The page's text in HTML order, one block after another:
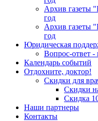
Архив газеты
год
Архив газеты
год
Юридическая
Вопрос-ответ -
Календарь событий
Отдохните, доктор!
Скидки для
Скидки
Скидка
Наши партнеры
Контакты